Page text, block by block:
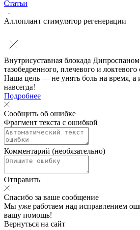
Статьи
-
Аллоплант стимулятор регенерации
Внутрисуставная блокада
тазобедренного, плечевого и
Наша цель — не унять боль на время, а
навсегда!
Подробнее
Сообщить об ошибке
Фрагмент текста с ошибкой
Комментарий (необязательно)
Отправить
Спасибо за ваше сообщение
Мы уже работаем над исправлением
вашу помощь!
Вернуться на сайт